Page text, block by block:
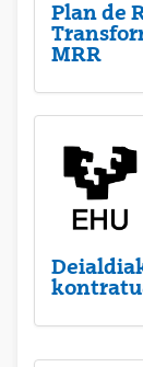
Plan de
MRR